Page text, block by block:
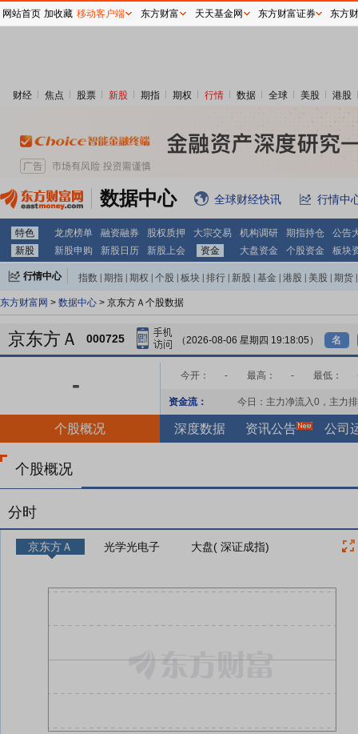
财经 焦点 股票 新股 期指 期权 行情 数据 全球 美股 港股
数据中心 全球财经快讯 行情中
特色 龙虎榜单 融资融券 股权质押 大宗交易 机构调研 期指持仓
公告
新股
新股申购 新股日历 新股上会 资金 大盘资金 个股资金 板块
行情中心 指数 期指 期权 个股 板块 排行 新股 基金 港股 美股 期货
东方财富网 > 数据中心 > 京东方Ａ个股数据
京东方Ａ 000725 （2026-08-06 星期四 19:18:05） 名
- 今开： - 最高： - 最低：
资金流： 今日：主力净流入0 ，主力
个股概况 深度数据 资讯公告 公司
个股概况
分时
京东方Ａ 光学光电子 大盘( 深证成指)
网站首页 加收藏 移动客户端 东方财富 天天基金网 东方财富证券 东方